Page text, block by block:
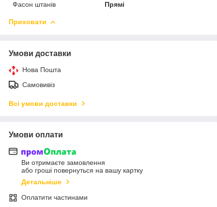
Фасон штанів
Прямі
Приховати
Умови доставки
Нова Пошта
Самовивіз
Всі умови доставки
Умови оплати
Ви отримаєте замовлення
або гроші повернуться на вашу картку
Детальніше
Оплатити частинами